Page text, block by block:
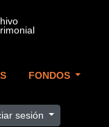
FONDOS
sesión